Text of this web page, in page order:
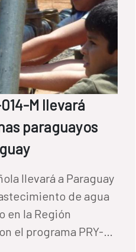
M llevará
paraguayos
llevará a Paraguay
de agua
en la Región
el programa PRY-